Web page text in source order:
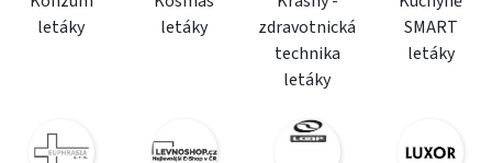
letáky
letáky
zdravotnická
technika
letáky
SMART
letáky